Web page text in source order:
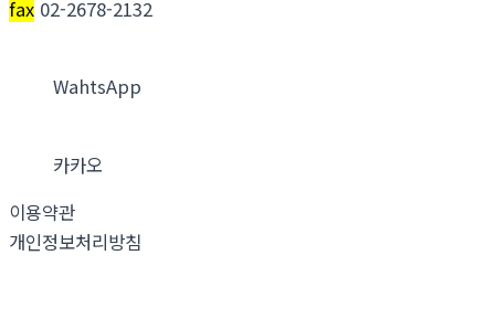
fax 02-2678-2132
WahtsApp
카카오
이용약관
개인정보처리방침